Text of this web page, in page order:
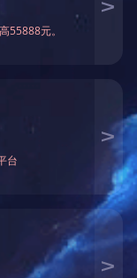
万仁舒筋健骨保健贴
公司新
有 Copyright © 2018-
线：0371-65861729
地址：郑州市金水